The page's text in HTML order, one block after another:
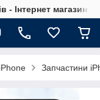
- Інтернет магазин
Запчастини